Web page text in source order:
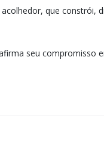
que constrói,
seu compromisso